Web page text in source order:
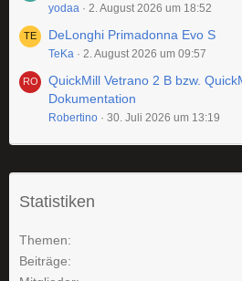
yodaa 2. August 2026 um 18:52
DeLonghi Primadonna Evo S
TeKa 2. August 2026 um 09:57
QuickMill Vetrano 2 B bzw.
Dokumentation
Robertino 30. Juli 2026 um 13:19
Statistiken
Themen
Beiträge